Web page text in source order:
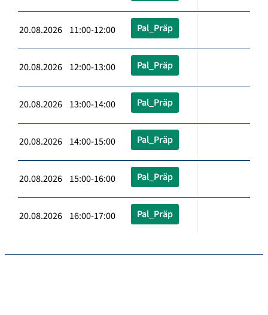
20.08.2026 11:00-12:00 Pal_Präp
20.08.2026 12:00-13:00 Pal_Präp
20.08.2026 13:00-14:00 Pal_Präp
20.08.2026 14:00-15:00 Pal_Präp
20.08.2026 15:00-16:00 Pal_Präp
20.08.2026 16:00-17:00 Pal_Präp